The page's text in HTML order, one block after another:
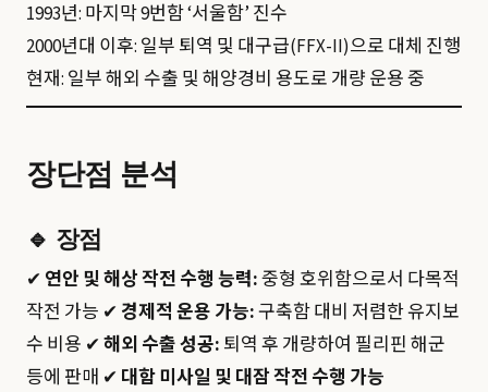
1993년: 마지막 9번함 ‘서울함’ 진수
2000년대 이후: 일부 퇴역 및 대구급(FFX-II)으로 대체 진행
현재: 일부 해외 수출 및 해양경비 용도로 개량 운용 중
장단점 분석
🔹 장점
✔ 연안 및 해상 작전 수행 능력:중형 호위함으로서 다목적
작전 가능 ✔ 경제적 운용 가능:구축함 대비 저렴한 유지보
수 비용 ✔해외 수출 성공: 퇴역 후 개량하여 필리핀 해군
등에 판매 ✔ 대함 미사일 및 대잠 작전 수행 가능